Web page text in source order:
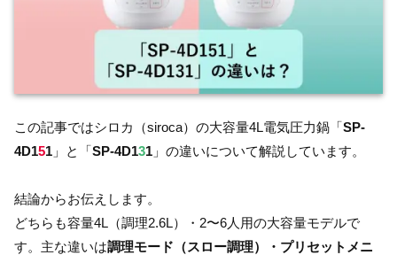
この記事ではシロカ（siroca）の大容量4L電気圧力鍋「SP-
4D151 」と「SP-4D131 」の違いについて解説しています。
結論からお伝えします。
どちらも容量4L（調理2.6L）・2〜6人用の大容量モデルで
す。主な違いは調理モード（スロー調理）・プリセットメニ